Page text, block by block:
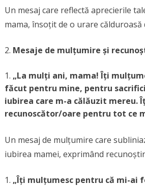
Un mesaj care reflectă aprecierile
mama, însoțit de o urare călduroasă
Mesaje de mulțumire și
„La mulți ani, mama! Îți
făcut pentru mine, pentru
iubirea care m-a călăuzit mereu.
recunoscător/oare pentru tot ce
Un mesaj de mulțumire care
iubirea mamei, exprimând
„Îți mulțumesc pentru că mi-ai